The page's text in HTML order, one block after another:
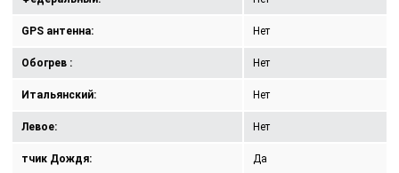
GPS антенна: Нет
Обогрев : Нет
Итальянский: Нет
Левое: Нет
тчик Дождя: Да